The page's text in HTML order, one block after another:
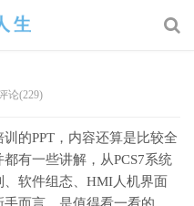
论(229)
的PPT，内容还算是比较全
有一些讲解，从PCS7系统
软件组态、HMI人机界面